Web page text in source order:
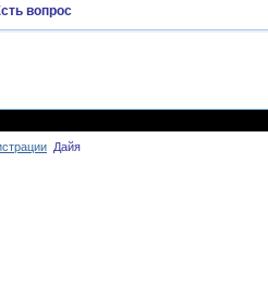
вопрос
Дайя